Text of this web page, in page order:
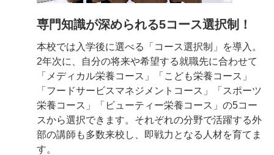
専門知識が深められる5コース選択制！
本校では入学後に選べる「コース選択制」を導入。
2年次に、自分の将来や希望する就職先に合わせて
「メディカル栄養コース」「こども栄養コース」
「フードサービスマネジメントコース」「スポーツ
栄養コース」「ビューティー栄養コース」の5コー
スから選択できます。それぞれの分野で活躍する外
部の講師も多数来校し、即戦力となる人材を育てま
す。